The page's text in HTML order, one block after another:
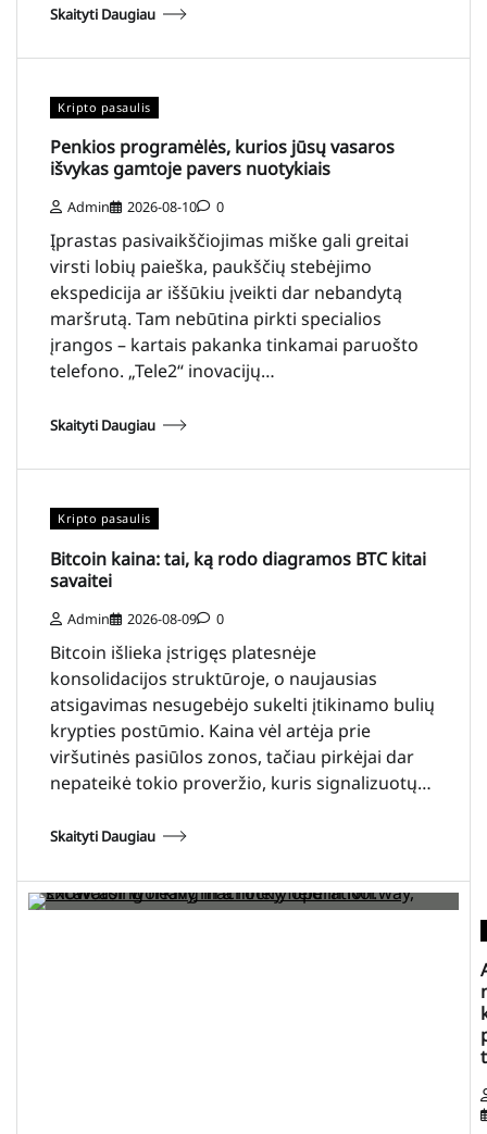
Skaityti Daugiau
Kripto pasaulis
Penkios programėlės, kurios jūsų vasaros
išvykas gamtoje pavers nuotykiais
Admin 2026-08-10 0
Įprastas pasivaikščiojimas miške gali greitai
virsti lobių paieška, paukščių stebėjimo
ekspedicija ar iššūkiu įveikti dar nebandytą
maršrutą. Tam nebūtina pirkti specialios
įrangos – kartais pakanka tinkamai paruošto
telefono. „Tele2“ inovacijų…
Skaityti Daugiau
Kripto pasaulis
Bitcoin kaina: tai, ką rodo diagramos BTC kitai
savaitei
Admin 2026-08-09 0
Bitcoin išlieka įstrigęs platesnėje
konsolidacijos struktūroje, o naujausias
atsigavimas nesugebėjo sukelti įtikinamo bulių
krypties postūmio. Kaina vėl artėja prie
viršutinės pasiūlos zonos, tačiau pirkėjai dar
nepateikė tokio proveržio, kuris signalizuotų…
Skaityti Daugiau